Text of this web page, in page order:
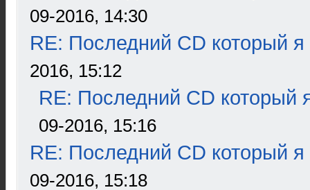
09-2016, 14:30
RE: Последний CD который я
2016, 15:12
RE: Последний CD который
09-2016, 15:16
RE: Последний CD который я
09-2016, 15:18